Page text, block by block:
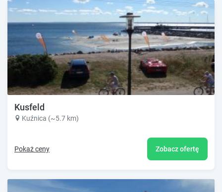
Kusfeld
Kuźnica (~5.7 km)
Pokaż ceny Zobacz ofertę